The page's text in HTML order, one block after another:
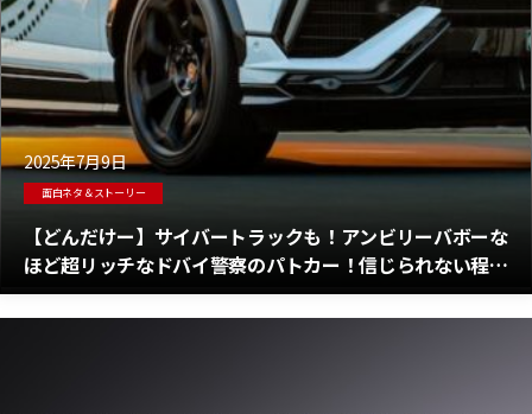
2025年7月9日
面白ネタ＆ストーリー
【どんだけー】サイバートラックも！アンビリーバボーな
ほど超リッチなドバイ警察のパトカー！信じられない程豪
華な特殊部隊用車両の存在理由とは？